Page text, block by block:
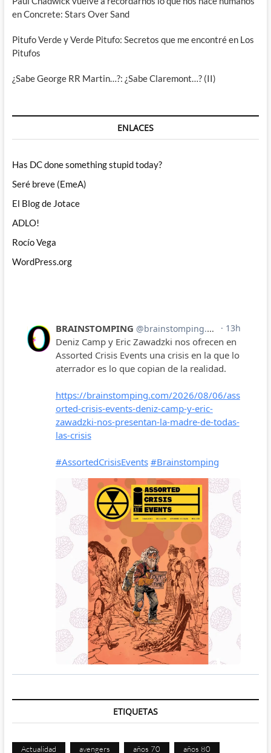
en Concrete: Stars Over Sand
Pitufo Verde y Verde Pitufo: Secretos que me encontré en Los
Pitufos
¿Sabe George RR Martin…?: ¿Sabe Claremont…? (II)
ENLACES
Has DC done something stupid today?
Seré breve (EmeA)
El Blog de Jotace
ADLO!
Rocío Vega
WordPress.org
ETIQUETAS
Actualidad avengers años 70 años 80